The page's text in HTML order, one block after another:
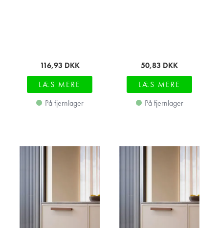
116,93 DKK
LÆS MERE
På fjernlager
50,83 DKK
LÆS MERE
På fjernlager